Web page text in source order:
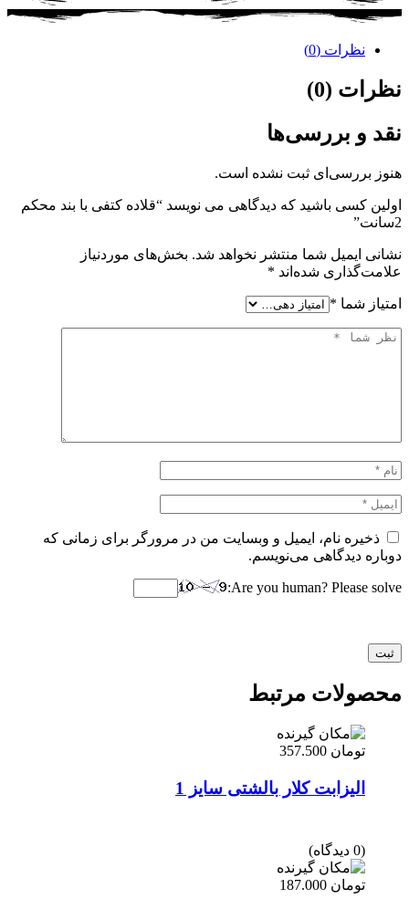
نظرات (0)
نظرات (0)
نقد و بررسی‌ها
هنوز بررسی‌ای ثبت نشده است.
اولین کسی باشید که دیدگاهی می نویسد “قلاده کتفی با بند محکم
2سانت”
نشانی ایمیل شما منتشر نخواهد شد. بخش‌های موردنیاز
علامت‌گذاری شده‌اند *
امتیاز شما *
ذخیره نام، ایمیل و وبسایت من در مرورگر برای زمانی که
دوباره دیدگاهی می‌نویسم.
Are you human? Please solve:
محصولات مرتبط
تومان
الیزابت کلار بالشتی سایز 1
(0 دیدگاه)
تومان